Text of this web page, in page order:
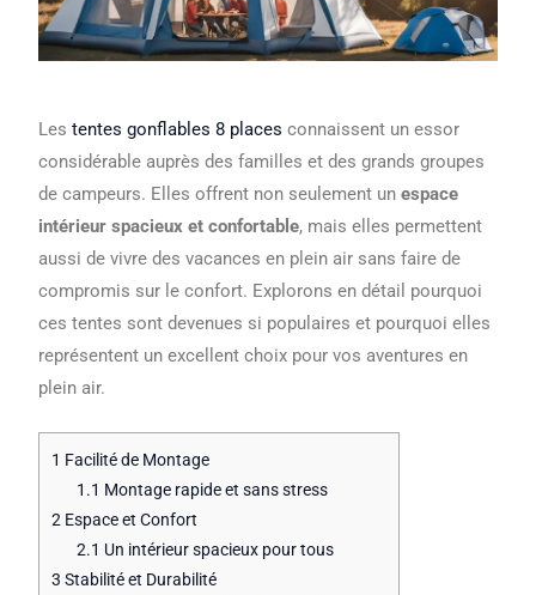
Lestentes gonflables 8 places connaissent un essor
considérable auprès des familles et des grands groupes
de campeurs. Elles offrent non seulement unespace
intérieur spacieux et confortable, mais elles permettent
aussi de vivre des vacances en plein air sans faire de
compromis sur le confort. Explorons en détail pourquoi
ces tentes sont devenues si populaires et pourquoi elles
représentent un excellent choix pour vos aventures en
plein air.
1 Facilité de Montage
1.1 Montage rapide et sans stress
2 Espace et Confort
2.1 Un intérieur spacieux pour tous
3 Stabilité et Durabilité